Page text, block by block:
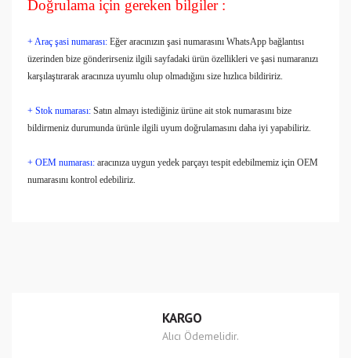
Doğrulama için gereken bilgiler :
+ Araç şasi numarası: Eğer aracınızın şasi numarasını WhatsApp bağlantısı
üzerinden bize gönderirseniz ilgili sayfadaki ürün özellikleri ve şasi numaranızı
karşılaştırarak aracınıza uyumlu olup olmadığını size hızlıca bildiririz.
+ Stok numarası: Satın almayı istediğiniz ürüne ait stok numarasını bize
bildirmeniz durumunda ürünle ilgili uyum doğrulamasını daha iyi yapabiliriz.
+ OEM numarası: aracınıza uygun yedek parçayı tespit edebilmemiz için OEM
numarasını kontrol edebiliriz.
Ürün açıklamasında eksik bilgiler bulunuyor.
KARGO
Alıcı Ödemelidir.